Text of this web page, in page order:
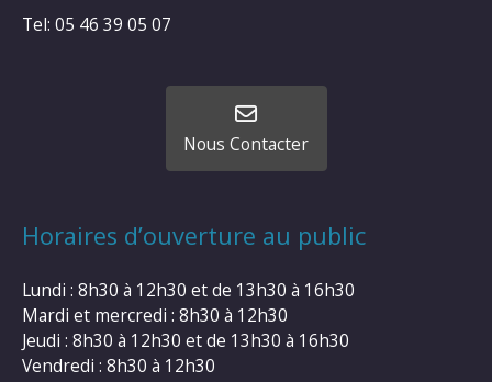
Tel: 05 46 39 05 07
Nous Contacter
Horaires d’ouverture au public
Lundi : 8h30 à 12h30 et de 13h30 à 16h30
Mardi et mercredi : 8h30 à 12h30
Jeudi : 8h30 à 12h30 et de 13h30 à 16h30
Vendredi : 8h30 à 12h30